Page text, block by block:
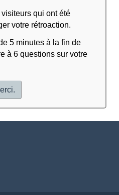
qui ont été
votre rétroaction.
5 minutes à la fin de
à 6 questions sur votre